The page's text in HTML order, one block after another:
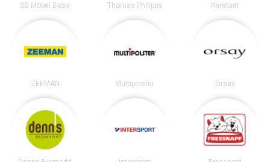
SB Möbel Boss Thomas Philipps Karstadt
ZEEMAN Multipolster Orsay